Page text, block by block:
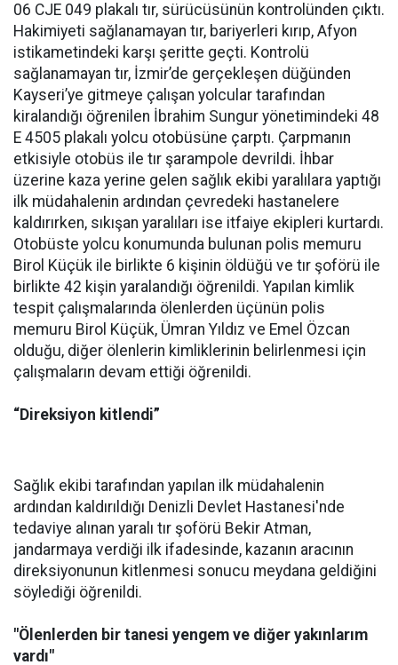
06 CJE 049 plakalı tır, sürücüsünün kontrolünden çıktı.
Hakimiyeti sağlanamayan tır, bariyerleri kırıp, Afyon
istikametindeki karşı şeritte geçti. Kontrolü
sağlanamayan tır, İzmir’de gerçekleşen düğünden
Kayseri’ye gitmeye çalışan yolcular tarafından
kiralandığı öğrenilen İbrahim Sungur yönetimindeki 48
E 4505 plakalı yolcu otobüsüne çarptı. Çarpmanın
etkisiyle otobüs ile tır şarampole devrildi. İhbar
üzerine kaza yerine gelen sağlık ekibi yaralılara yaptığı
ilk müdahalenin ardından çevredeki hastanelere
kaldırırken, sıkışan yaralıları ise itfaiye ekipleri kurtardı.
Otobüste yolcu konumunda bulunan polis memuru
Birol Küçük ile birlikte 6 kişinin öldüğü ve tır şoförü ile
birlikte 42 kişin yaralandığı öğrenildi. Yapılan kimlik
tespit çalışmalarında ölenlerden üçünün polis
memuru Birol Küçük, Ümran Yıldız ve Emel Özcan
olduğu, diğer ölenlerin kimliklerinin belirlenmesi için
çalışmaların devam ettiği öğrenildi.
“Direksiyon kitlendi”
Sağlık ekibi tarafından yapılan ilk müdahalenin
ardından kaldırıldığı Denizli Devlet Hastanesi'nde
tedaviye alınan yaralı tır şoförü Bekir Atman,
jandarmaya verdiği ilk ifadesinde, kazanın aracının
direksiyonunun kitlenmesi sonucu meydana geldiğini
söylediği öğrenildi.
"Ölenlerden bir tanesi yengem ve diğer yakınlarım
vardı"